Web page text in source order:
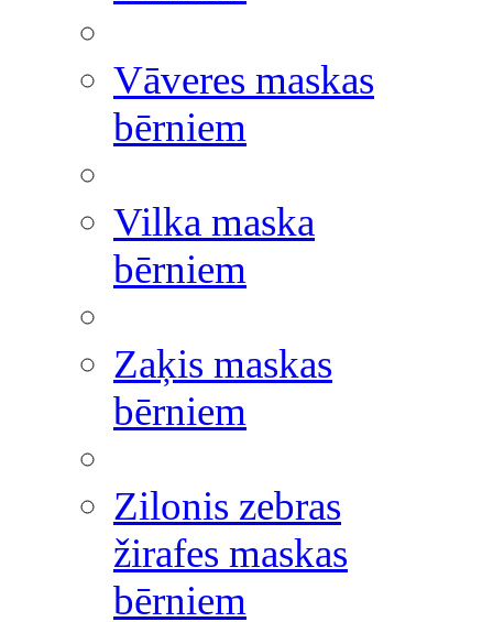
Vāveres maskas
bērniem
Vilka maska
bērniem
Zaķis maskas
bērniem
Zilonis zebras
žirafes maskas
bērniem